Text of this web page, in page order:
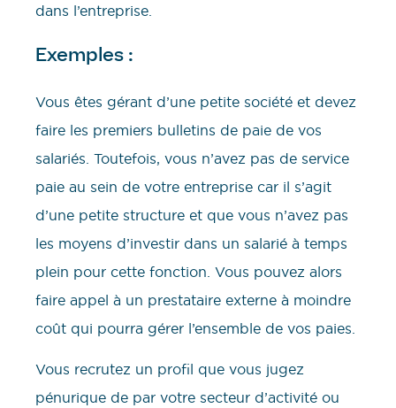
dans l’entreprise.
Exemples :
Vous êtes gérant d’une petite société et devez
faire les premiers bulletins de paie de vos
salariés. Toutefois, vous n’avez pas de service
paie au sein de votre entreprise car il s’agit
d’une petite structure et que vous n’avez pas
les moyens d’investir dans un salarié à temps
plein pour cette fonction. Vous pouvez alors
faire appel à un prestataire externe à moindre
coût qui pourra gérer l’ensemble de vos paies.
Vous recrutez un profil que vous jugez
pénurique de par votre secteur d’activité ou